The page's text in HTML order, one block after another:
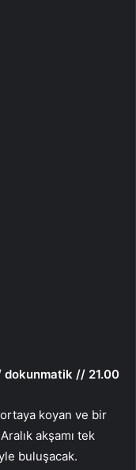
dokunmatik // 21.00
ortaya koyan ve bir
akşamı tek
buluşacak.